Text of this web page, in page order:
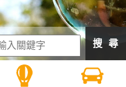
搜 尋